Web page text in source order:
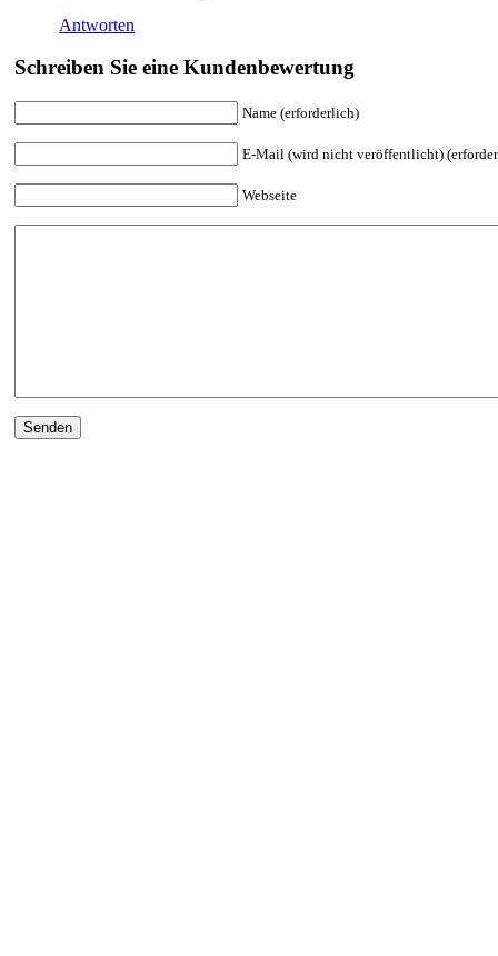
Antworten
Schreiben Sie eine Kundenbewertung
Name (erforderlich)
E-Mail (wird nicht veröffentlicht)
Webseite